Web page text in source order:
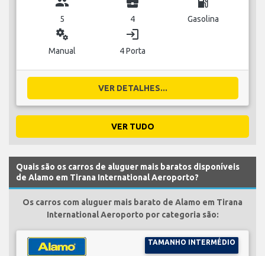
5 4 Gasolina
miscellaneous_services
Manual
login
4 Porta
VER DETALHES...
VER TUDO
Quais são os carros de aluguer mais baratos disponíveis
de Alamo em Tirana International Aeroporto?
Os carros com aluguer mais barato de Alamo em Tirana
International Aeroporto por categoria são:
TAMANHO INTERMÉDIO